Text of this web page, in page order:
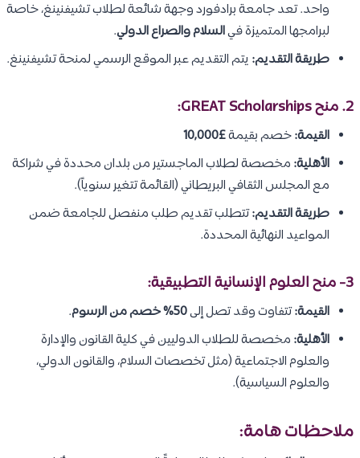
واحد. تعد جامعة برادفورد وجهة شائعة لطلاب تشيفنينغ، خاصة
لبرامجها المتميزة فيالسلام والصراع الدولي.
طريقة التقديم: يتم التقديم عبر الموقع الرسمي لمنحة تشيفنينغ.
2. منح GREAT Scholarships:
القيمة:خصم بقيمة£10,000
الأهلية: مخصصة لطلاب الماجستير من بلدان محددة في شراكة
مع المجلس الثقافي البريطاني (القائمة تتغير سنوياً).
طريقة التقديم:تتطلب تقديم طلب منفصل للجامعة ضمن
المواعيد النهائية المحددة.
3- منح العلوم الإنسانية التطبيقية:
القيمة:تتفاوت وقد تصل إلى50% خصم من الرسوم
.
الأهلية: مخصصة للطلاب الدوليين في كلية القانون والإدارة
والعلوم الاجتماعية (مثل تخصصات السلام، والقانون الدولي،
والعلوم السياسية).
ملاحظات هامة: